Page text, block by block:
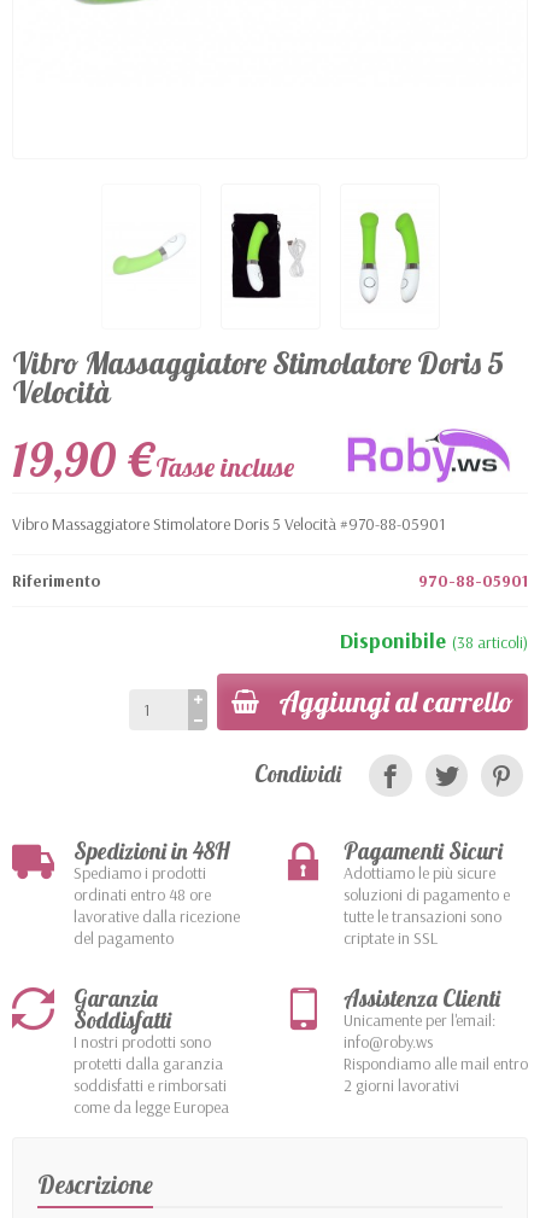
Vibro Massaggiatore Stimolatore Doris 5
Velocità
19,90 €Tasse incluse
Vibro Massaggiatore Stimolatore Doris 5 Velocità #970-88-05901
Riferimento 970-88-05901
Disponibile (38 articoli)
Aggiungi al carrello
Condividi
Spedizioni in 48H
Spediamo i prodotti
ordinati entro 48 ore
lavorative dalla ricezione
del pagamento
Pagamenti Sicuri
Adottiamo le più sicure
soluzioni di pagamento e
tutte le transazioni sono
criptate in SSL
Garanzia
Soddisfatti
I nostri prodotti sono
protetti dalla garanzia
soddisfatti e rimborsati
come da legge Europea
Assistenza Clienti
Unicamente per l'email:
info@roby.ws
Rispondiamo alle mail entro
2 giorni lavorativi
Descrizione